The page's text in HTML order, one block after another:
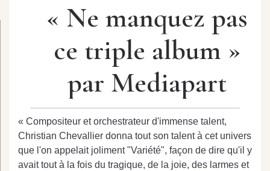
« Ne manquez pas
ce triple album »
par Mediapart
« Compositeur et orchestrateur d'immense talent,
Christian Chevallier donna tout son talent à cet univers
que l'on appelait joliment "Variété", façon de dire qu'il y
avait tout à la fois du tragique, de la joie, des larmes et